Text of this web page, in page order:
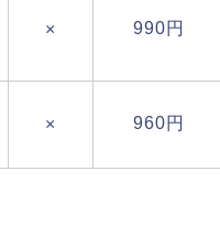
× 990円
× 960円